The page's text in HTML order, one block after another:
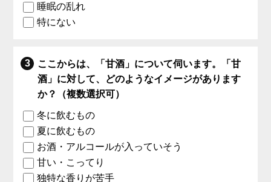
睡眠の乱れ
特にない
ここからは、「甘酒」について伺います。「甘
酒」に対して、どのようなイメージがあります
か？（複数選択可）
冬に飲むもの
夏に飲むもの
お酒・アルコールが入っていそう
甘い・こってり
独特な香りが苦手